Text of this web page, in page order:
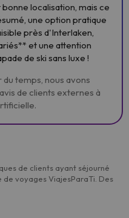
localisation, mais ce
une option pratique
près d'Interlaken,
et une attention
de ski sans luxe !
temps, nous avons
de clients externes à
de clients ayant séjourné
voyages ViajesParaTi. Des